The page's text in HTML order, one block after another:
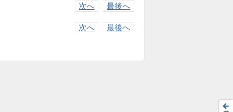
次へ
最後へ
次へ 最後へ